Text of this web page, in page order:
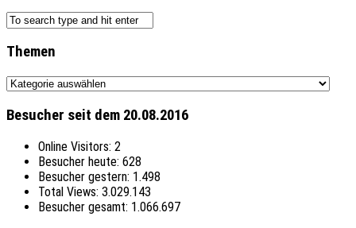
Themen
Themen
Besucher seit dem 20.08.2016
Online Visitors: 2
Besucher heute: 628
Besucher gestern: 1.498
Total Views: 3.029.143
Besucher gesamt: 1.066.697